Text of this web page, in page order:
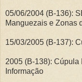
05/06/2004 (B-136):
Manguezais e Zonas
15/03/2005 (B-137):
2005 (B-138):
Informação